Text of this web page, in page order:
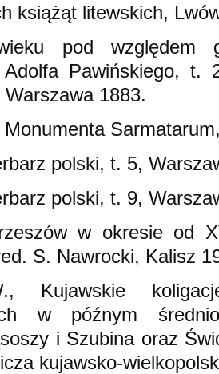
książąt litewskich,
pod względem
Pawińskiego, t.
1883.
polski, t. 5,
polski, t. 9,
w okresie od
S. Nawrocki, Kalisz
Kujawskie
w późnym
i Szubina oraz
kujawsko-